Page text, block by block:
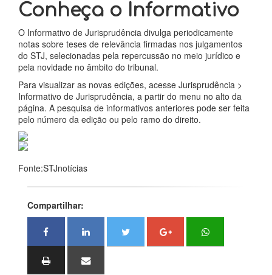
Conheça o Informativo
O Informativo de Jurisprudência divulga periodicamente
notas sobre teses de relevância firmadas nos julgamentos
do STJ, selecionadas pela repercussão no meio jurídico e
pela novidade no âmbito do tribunal.
Para visualizar as novas edições, acesse Jurisprudência >
Informativo de Jurisprudência, a partir do menu no alto da
página. A pesquisa de informativos anteriores pode ser feita
pelo número da edição ou pelo ramo do direito.
Fonte:STJnotícias
Compartilhar: